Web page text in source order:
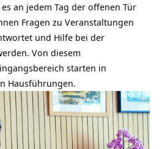
an jedem Tag der offenen Tür
Fragen zu Veranstaltungen
und Hilfe bei der
Von diesem
starten in
Hausführungen.